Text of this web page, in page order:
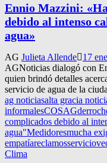
Ennio Mazzini:
debido al intenso
agua»
AG Julieta Allende 17
AGNoticias dialogó con
quien brindó detalles
servicio de agua de la
ag noticiasalta gracia
informalesCOSAG
complicados debido al
agua"Medidoresmucha
empatíareclamosservicio
Clima